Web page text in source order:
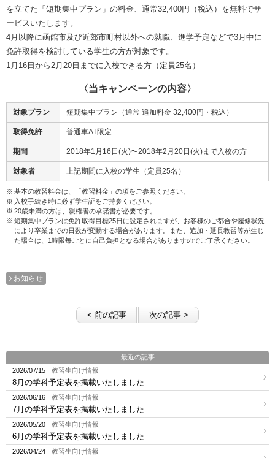
を立てた「短期集中プラン」の料金、通常32,400円（税込）を無料でサ
ービスいたします。
4月以降に函館市及び近郊市町村以外への就職、進学予定などで3月中に
免許取得を検討している学生の方が対象です。
1月16日から2月20日までに入校できる方（定員25名）
〈当キャンペーンの内容〉
対象プラン 短期集中プラン（通常 追加料金 32,400円・税込）
取得免許 普通車AT限定
期間 2018年1月16日(火)〜2018年2月20日(火)まで入校の方
対象者 上記期間に入校の学生（定員25名）
基本の教習料金は、「教習料金」の項をご参照ください。
入校手続き時に必ず学生証をご持参ください。
20歳未満の方は、親権者の承諾書が必要です。
短期集中プランは免許取得目標25日に設定されますが、お客様のご都合や履修状況
により卒業までの日数が変動する場合があります。また、追加・延長教習等が生じ
た場合は、1時限毎ごとに自己負担となる場合がありますのでご了承ください。
お知らせ
< 前の記事 次の記事 >
最近の記事
2026/07/15
教習生向け情報
8月の学科予定表を掲載いたしました
2026/06/16 教習生向け情報
7月の学科予定表を掲載いたしました
2026/05/20 教習生向け情報
6月の学科予定表を掲載いたしました
2026/04/24 教習生向け情報